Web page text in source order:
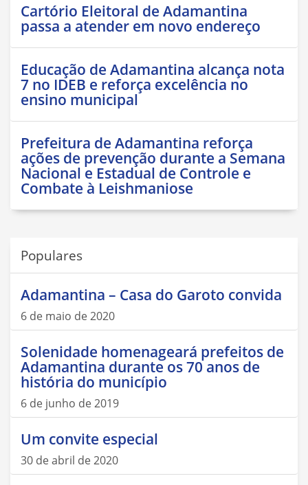
Cartório Eleitoral de Adamantina
passa a atender em novo endereço
Educação de Adamantina alcança nota
7 no IDEB e reforça excelência no
ensino municipal
Prefeitura de Adamantina reforça
ações de prevenção durante a Semana
Nacional e Estadual de Controle e
Combate à Leishmaniose
Populares
Adamantina – Casa do Garoto convida
6 de maio de 2020
Solenidade homenageará prefeitos de
Adamantina durante os 70 anos de
história do município
6 de junho de 2019
Um convite especial
30 de abril de 2020